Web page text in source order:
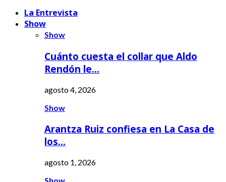
La Entrevista
Show
Show
Cuánto cuesta el collar que Aldo
Rendón le…
agosto 4, 2026
Show
Arantza Ruiz confiesa en La Casa de
los…
agosto 1, 2026